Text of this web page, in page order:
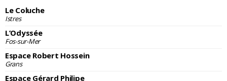
Le Coluche
Istres
L’Odyssée
Fos-sur-Mer
Espace Robert Hossein
Grans
Espace Gérard Philipe